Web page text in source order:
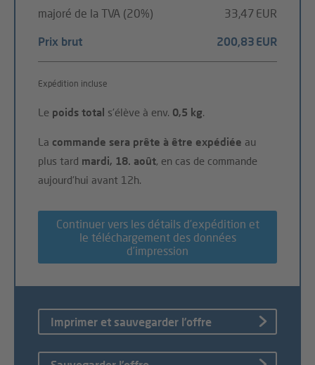
majoré de la TVA (20%)
33,47 EUR
Prix brut 200,83 EUR
Expédition incluse
Le poids total s'élève à env. 0,5 kg.
La commande sera prête à être expédiée au
plus tard mardi, 18. août, en cas de commande
aujourd'hui avant 12h.
Continuer vers les détails d’expédition et
le téléchargement des données
d’impression
Imprimer et sauvegarder l’offre